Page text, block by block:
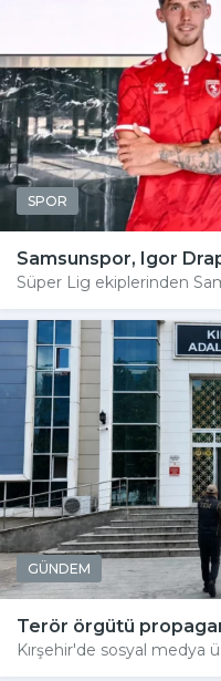
SPOR
Samsunspor, Igor
Süper Lig ekiplerinden
GÜNDEM
Terör örgütü
Kırşehir'de sosyal medya